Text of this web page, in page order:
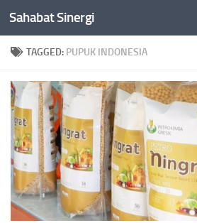
Skip to content
Sahabat Sinergi
TAGGED: PUPUK INDONESIA